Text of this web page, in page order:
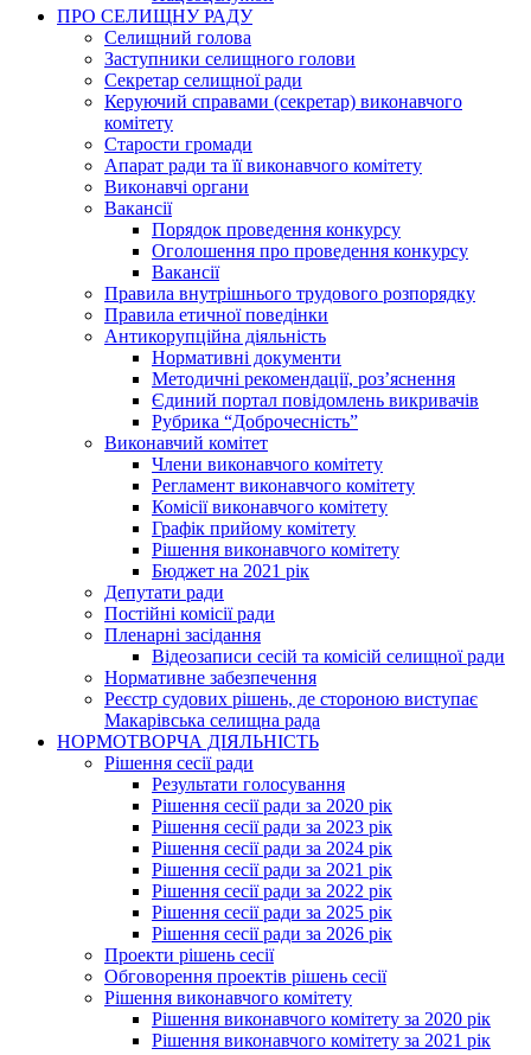
ПРО СЕЛИЩНУ РАДУ
Селищний голова
Заступники селищного голови
Секретар селищної ради
Керуючий справами (секретар) виконавчого
комітету
Старости громади
Апарат ради та її виконавчого комітету
Виконавчі органи
Вакансії
Порядок проведення конкурсу
Оголошення про проведення конкурсу
Вакансії
Правила внутрішнього трудового розпорядку
Правила етичної поведінки
Антикорупційна діяльність
Нормативні документи
Методичні рекомендації, роз’яснення
Єдиний портал повідомлень викривачів
Рубрика “Доброчесність”
Виконавчий комітет
Члени виконавчого комітету
Регламент виконавчого комітету
Комісії виконавчого комітету
Графік прийому комітету
Рішення виконавчого комітету
Бюджет на 2021 рік
Депутати ради
Постійні комісії ради
Пленарні засідання
Відеозаписи сесій та комісій селищної ради
Нормативне забезпечення
Реєстр судових рішень, де стороною виступає
Макарівська селищна рада
НОРМОТВОРЧА ДІЯЛЬНІСТЬ
Рішення сесії ради
Результати голосування
Рішення сесії ради за 2020 рік
Рішення сесії ради за 2023 рік
Рішення сесії ради за 2024 рік
Рішення сесії ради за 2021 рік
Рішення сесії ради за 2022 рік
Рішення сесії ради за 2025 рік
Рішення сесії ради за 2026 рік
Проекти рішень сесії
Обговорення проектів рішень сесії
Рішення виконавчого комітету
Рішення виконавчого комітету за 2020 рік
Рішення виконавчого комітету за 2021 рік